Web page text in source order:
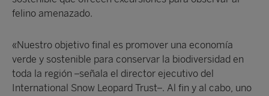
felino amenazado.
«Nuestro objetivo final es promover una economía
verde y sostenible para conservar la biodiversidad en
toda la región –señala el director ejecutivo del
International Snow Leopard Trust–. Al fin y al cabo, uno